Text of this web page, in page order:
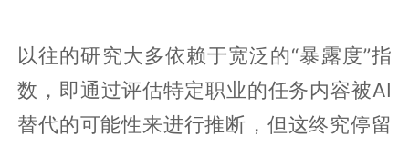
以往的研究大多依赖于宽泛的“暴露度”指
数，即通过评估特定职业的任务内容被AI
替代的可能性来进行推断，但这终究停留